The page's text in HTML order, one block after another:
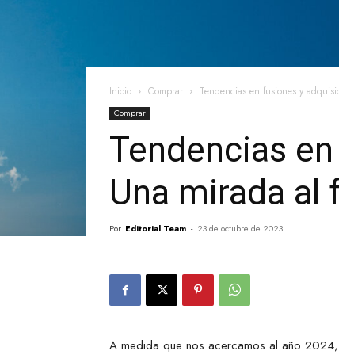
Inicio Comprar Tendencias en fusiones y
Comprar
Tendencias
Una mirada
Por Editorial Team - 23 de octubre de 2023
A medida que nos acercamos al año